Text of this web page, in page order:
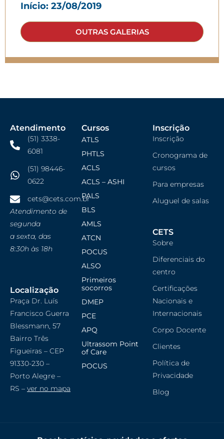
Início: 23/08/2019
OUTRAS GALERIAS
Atendimento
(51) 3338-
6081
(51) 98446-
0622
cets@cets.com.br
Atendimento de
segunda
a sexta, das
8:30h às 18h
Localização
Praça Dr. Luís
Francisco Guerra
Blessmann, 57
Bairro Três
Figueiras – CEP
91330-230 –
Porto Alegre –
RS – ver no mapa
Cursos
ATLS
PHTLS
ACLS
ACLS – ASHI
PALS
BLS
AMLS
ATCN
POCUS
ALSO
Primeiros
socorros
DMEP
PCE
APQ
Ultrassom Point
of Care
POCUS
Inscrição
Inscrição
Cronograma de
cursos
Para empresas
Aluguel de salas
CETS
Sobre
Diferenciais do
centro
Certificações
Nacionais e
Internacionais
Corpo Docente
Clientes
Política de
Privacidade
Blog